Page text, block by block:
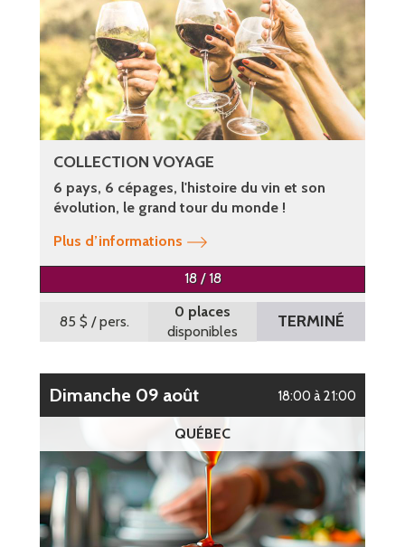
COLLECTION VOYAGE
6 pays, 6 cépages, l'histoire du vin et son
évolution, le grand tour du monde !
Plus d’informations
18 / 18
85 $ / pers.
0 places
disponibles
TERMINÉ
dimanche 09 août 18:00 à 21:00
QUÉBEC